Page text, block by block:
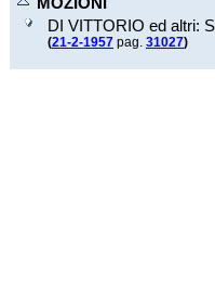
DI VITTORIO ed altri:
(21-2-1957 pag. 31027)